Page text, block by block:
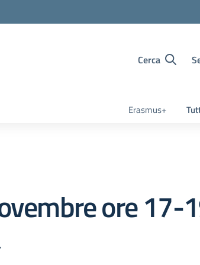
Cerca
Erasmus+
ore 17-